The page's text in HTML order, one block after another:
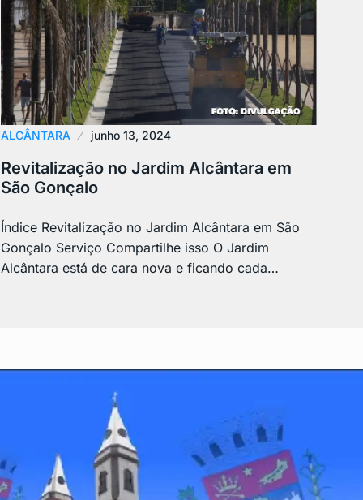
ALCÂNTARA junho 13, 2024
Revitalização no Jardim Alcântara em
São Gonçalo
Índice Revitalização no Jardim Alcântara em São
Gonçalo Serviço Compartilhe isso O Jardim
Alcântara está de cara nova e ficando cada…